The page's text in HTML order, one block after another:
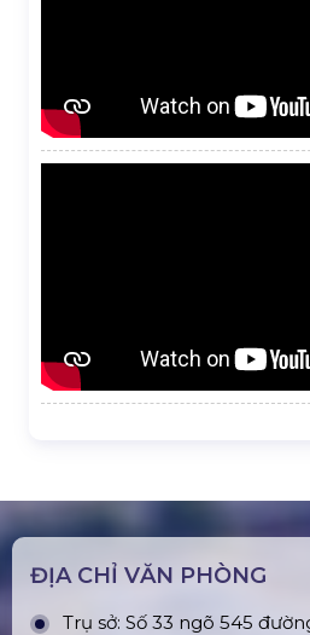
ĐỊA CHỈ VĂN PHÒNG
Trụ sở: Số 33 ngõ 545